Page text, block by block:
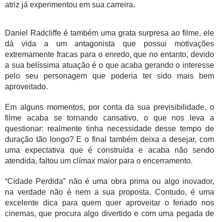
atriz já experimentou em sua carreira.
Daniel Radcliffe é também uma grata surpresa ao filme, ele
dá vida a um antagonista que possui motivações
extremamente fracas para o enredo, que no entanto, devido
a sua belíssima atuação é o que acaba gerando o interesse
pelo seu personagem que poderia ter sido mais bem
aproveitado.
Em alguns momentos, por conta da sua previsibilidade, o
filme acaba se tornando cansativo, o que nos leva a
questionar: realmente tinha necessidade desse tempo de
duração tão longo? E o final também deixa a desejar, com
uma expectativa que é construída e acaba não sendo
atendida, faltou um clímax maior para o encerramento.
“Cidade Perdida” não é uma obra prima ou algo inovador,
na verdade não é nem a sua proposta. Contudo, é uma
excelente dica para quem quer aproveitar o feriado nos
cinemas, que procura algo divertido e com uma pegada de